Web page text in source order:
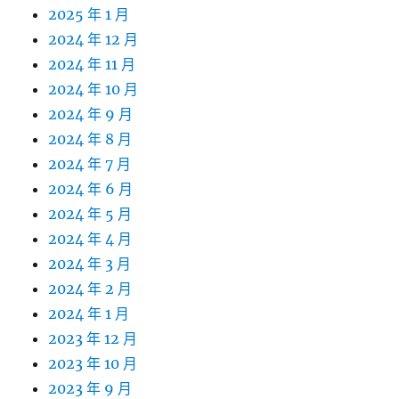
2025 年 1 月
2024 年 12 月
2024 年 11 月
2024 年 10 月
2024 年 9 月
2024 年 8 月
2024 年 7 月
2024 年 6 月
2024 年 5 月
2024 年 4 月
2024 年 3 月
2024 年 2 月
2024 年 1 月
2023 年 12 月
2023 年 10 月
2023 年 9 月